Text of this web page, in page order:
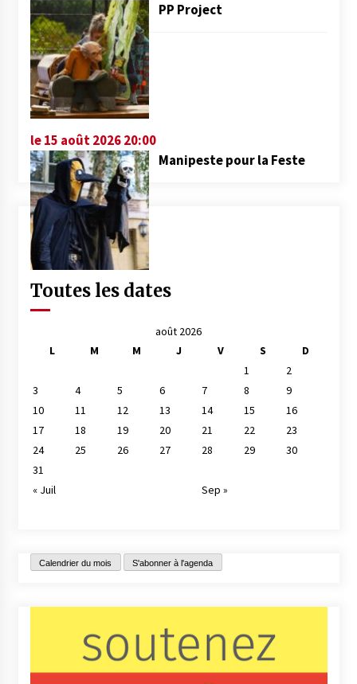
PP Project
le 15 août 2026 20:00
Manipeste pour la Feste
Toutes les dates
août 2026
L
M M J V S
D
1
2
3
4 5 6 7 8
9
10
11 12 13 14 15
16
17
18 19 20 21 22
23
24
25 26 27 28 29
30
31
« Juil
Sep »
Calendrier du mois S'abonner à l'agenda